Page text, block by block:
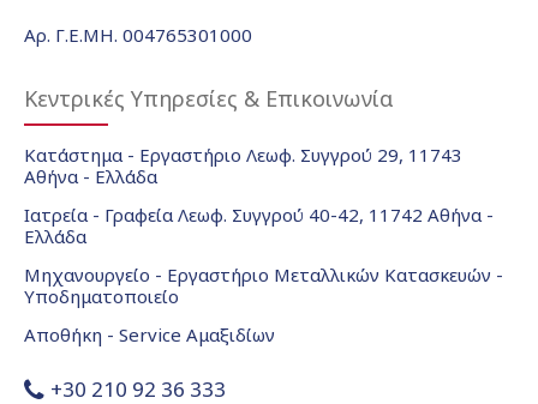
Αρ. Γ.Ε.ΜΗ. 004765301000
Κεντρικές Υπηρεσίες & Επικοινωνία
Κατάστημα - Εργαστήριο Λεωφ. Συγγρού 29, 11743
Αθήνα - Ελλάδα
Ιατρεία - Γραφεία Λεωφ. Συγγρού 40-42, 11742 Αθήνα -
Ελλάδα
Μηχανουργείο - Εργαστήριο Μεταλλικών Κατασκευών -
Υποδηματοποιείο
Αποθήκη - Service Αμαξιδίων
+30 210 92 36 333